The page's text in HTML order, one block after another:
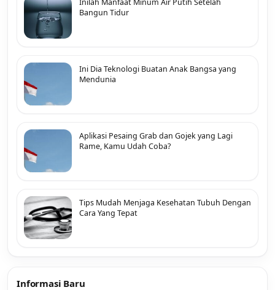
Bangun Tidur
Ini Dia Teknologi Buatan Anak Bangsa yang
Mendunia
Aplikasi Pesaing Grab dan Gojek yang Lagi
Rame, Kamu Udah Coba?
Tips Mudah Menjaga Kesehatan Tubuh Dengan
Cara Yang Tepat
Informasi Baru